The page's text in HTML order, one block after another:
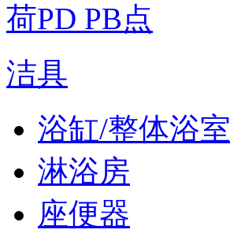
荷PD PB点
洁具
浴缸/整体浴室
淋浴房
座便器